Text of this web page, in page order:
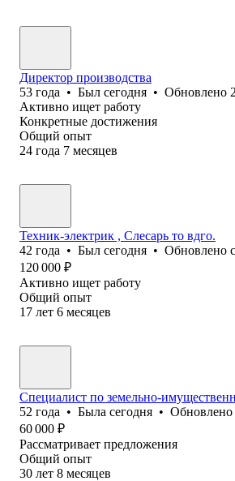
Директор производства
53 года • Был сегодня • Обновлено
Активно ищет работу
Конкретные достижения
Общий опыт
24 года 7 месяцев
Техник-электрик , Слесарь то вдго.
42 года • Был сегодня • Обновлено
120 000 ₽
Активно ищет работу
Общий опыт
17 лет 6 месяцев
Специалист по земельно-
52 года • Была сегодня • Обновлено
60 000 ₽
Рассматривает предложения
Общий опыт
30 лет 8 месяцев